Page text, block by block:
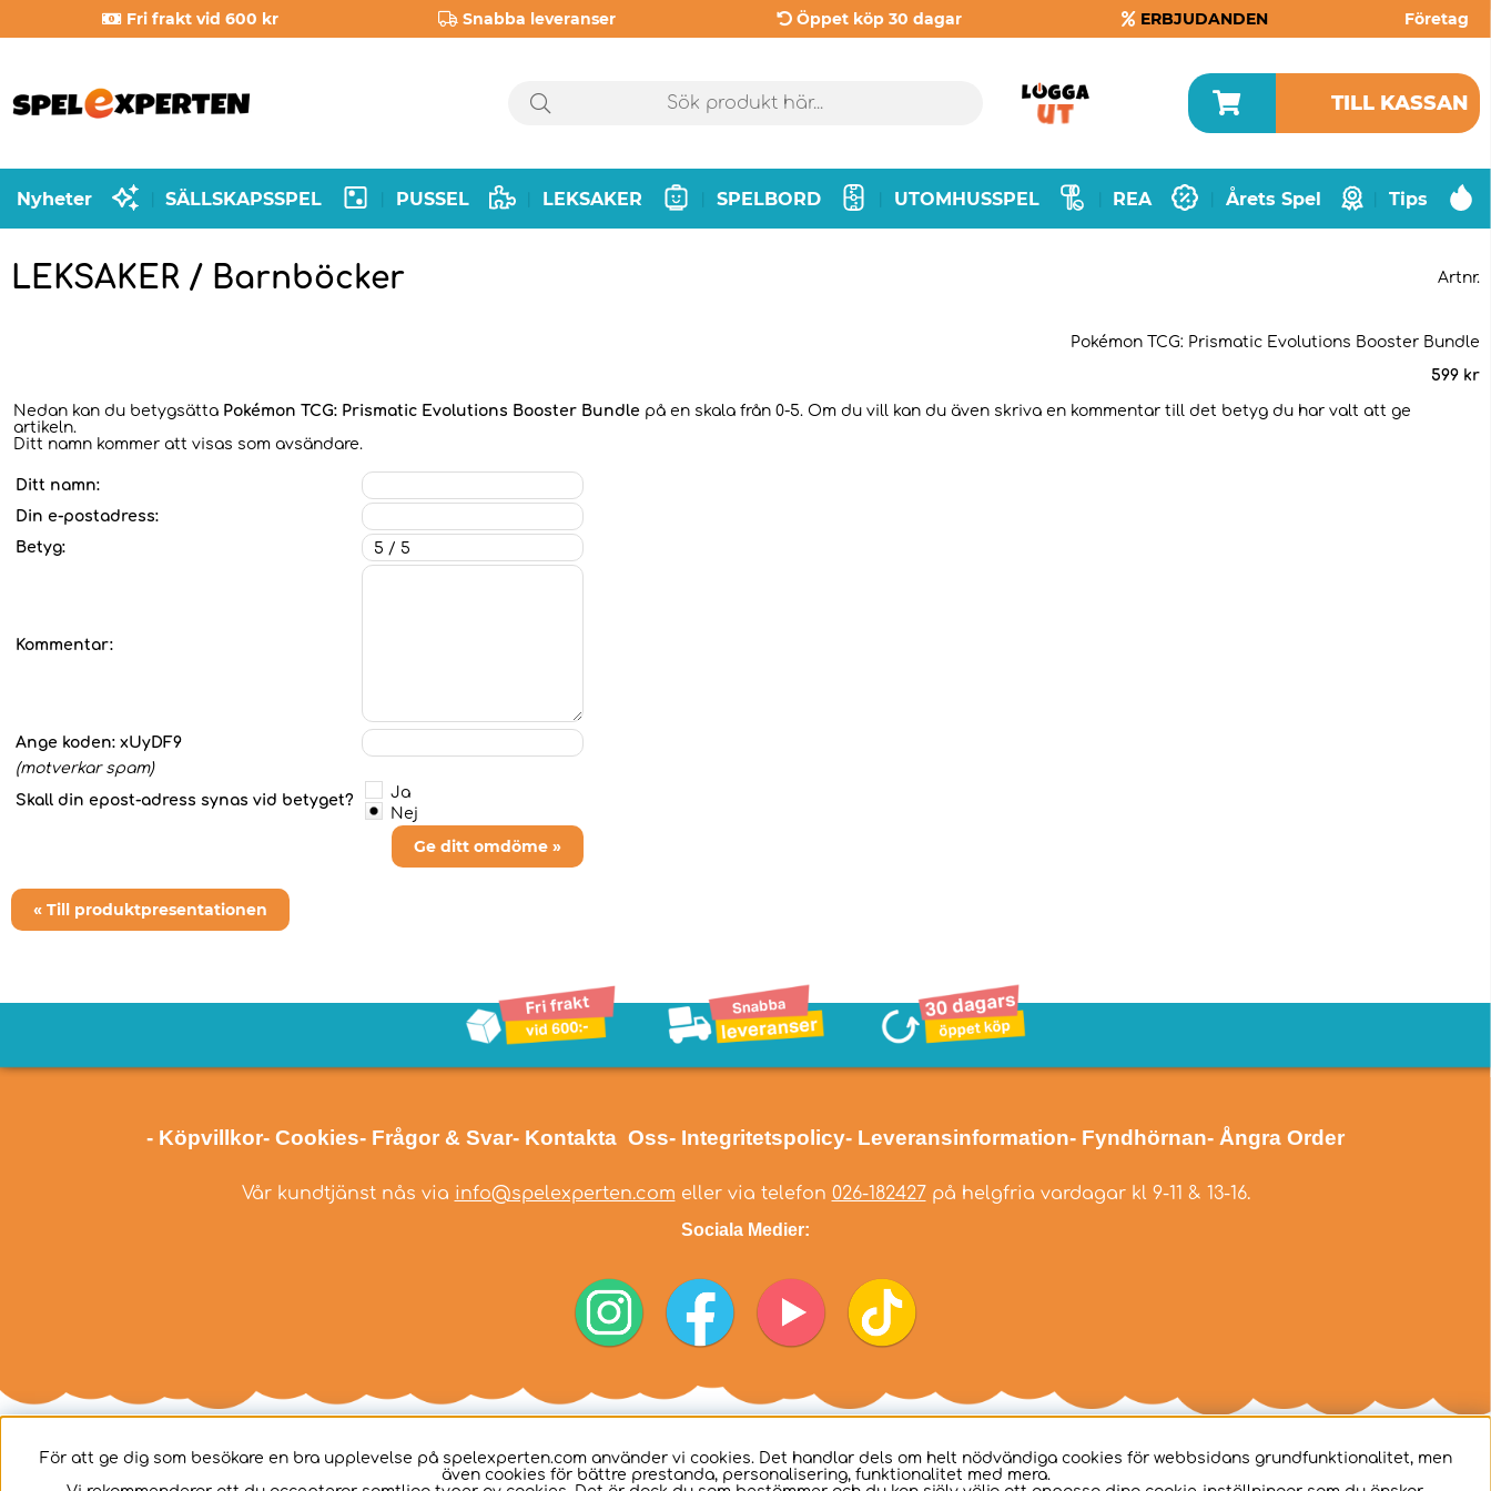
Fri frakt vid 600 kr Snabba leveranser Öppet köp 30 dagar ERBJUDANDEN Företag
TILL KASSAN
Nyheter SÄLLSKAPSSPEL PUSSEL LEKSAKER SPELBORD UTOMHUSSPEL REA Årets Spel Tips
LEKSAKER / Barnböcker Artnr.
Pokémon TCG: Prismatic Evolutions Booster Bundle
599 kr
Nedan kan du betygsätta Pokémon TCG: Prismatic Evolutions Booster Bundle på en skala från 0-5. Om du vill kan du även skriva en kommentar till det betyg du har valt att ge
artikeln.
Ditt namn kommer att visas som avsändare.
Ditt namn:
Din e-postadress:
Betyg:
Kommentar:
Ange koden: xUyDF9
(motverkar spam)
Skall din epost-adress synas vid betyget?
Ja
Nej
Ge ditt omdöme »
« Till produktpresentationen
- Köpvillkor- Cookies- Frågor & Svar- Kontakta Oss- Integritetspolicy- Leveransinformation- Fyndhörnan- Ångra Order
Vår kundtjänst nås via info@spelexperten.com eller via telefon 026-182427på helgfria vardagar kl 9-11 & 13-16.
Sociala Medier:
För att ge dig som besökare en bra upplevelse på spelexperten.com använder vi cookies. Det handlar dels om helt nödvändiga cookies för webbsidans grundfunktionalitet, men
även cookies för bättre prestanda, personalisering, funktionalitet med mera.